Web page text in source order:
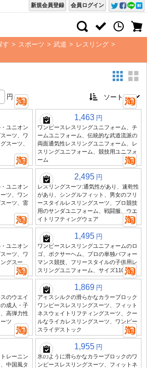
会員ログイン
新規会員登録
す > スポーツ > 武道 > レスリング >
円
ユニオン
ーツ、ワ
スーツ、
1,463 円
ワンピースレスリングユニフォーム、チ
ームユニフォーム、伝統的な武道流派の
両面通気性レスリングユニフォーム、レ
スリングユニフォーム、競技用ユニフォ
ーム
ユニオン
ツ、ワン
ーツ、雷
2,495 円
レスリングスーツ:通気性があり、速乾性
があり、シングルフィット、男女のフリ
ースタイルレスリングスーツ、プロ競技
用のサンダユニフォーム、戦闘服、ウエ
イトリフティングウェア
ユニオン
ーツ、ワ
グスー
1,495 円
ワンピースレスリングユニフォームのロ
ゴ、ボクサーヘム、プロの単独パフォー
マンス競技、フリースタイルの子供用レ
スリングユニフォーム、サイズ110-170
のウエイ
成人・子
高弾力性
ツ
1,869 円
アイスシルクの滑らかなカラーブロック
ワンピースレスリングスーツ、フィット
ネスウェイトリフティングスーツ、クー
ルなライカレスリングスーツ、ワンピー
スライデストック
レーニン
中国風タ
1,955 円
氷のように滑らかなカラーブロックのワ
ンピースレスリングスーツ、フィットネ